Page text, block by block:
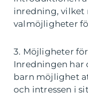
inredning,
valmöjligheter
3. Möjligheter
Inredningen har
barn möjlighet
och intressen i